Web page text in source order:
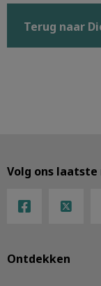
Terug naar
Ontdekken
Volg ons laatste